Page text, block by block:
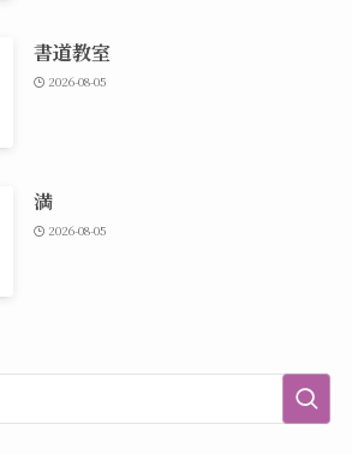
書道教室
2026-08-05
満
2026-08-05